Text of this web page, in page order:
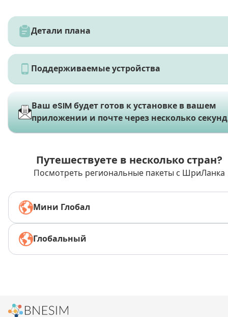
Детали плана
Поддерживаемые устройства
Ваш eSIM будет готов к установке в вашем
приложении и почте через несколько
Путешествуете в несколько стран?
Посмотреть региональные пакеты с ШриЛанка
Мини Глобал
Глобальный